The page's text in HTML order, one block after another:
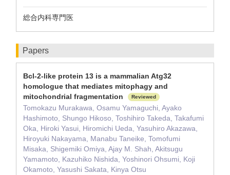
総合内科専門医
Papers
Bcl-2-like protein 13 is a mammalian Atg32
homologue that mediates mitophagy and
mitochondrial fragmentation
Reviewed
Tomokazu Murakawa, Osamu Yamaguchi, Ayako
Hashimoto, Shungo Hikoso, Toshihiro Takeda, Takafumi
Oka, Hiroki Yasui, Hiromichi Ueda, Yasuhiro Akazawa,
Hiroyuki Nakayama, Manabu Taneike, Tomofumi
Misaka, Shigemiki Omiya, Ajay M. Shah, Akitsugu
Yamamoto, Kazuhiko Nishida, Yoshinori Ohsumi, Koji
Okamoto, Yasushi Sakata, Kinya Otsu